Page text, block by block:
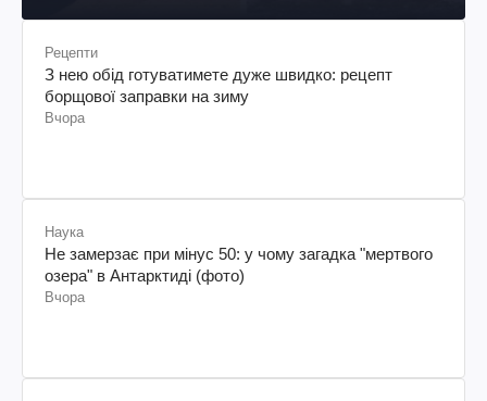
Рецепти
З нею обід готуватимете дуже швидко: рецепт
борщової заправки на зиму
Вчора
Наука
Не замерзає при мінус 50: у чому загадка "мертвого
озера" в Антарктиді (фото)
Вчора